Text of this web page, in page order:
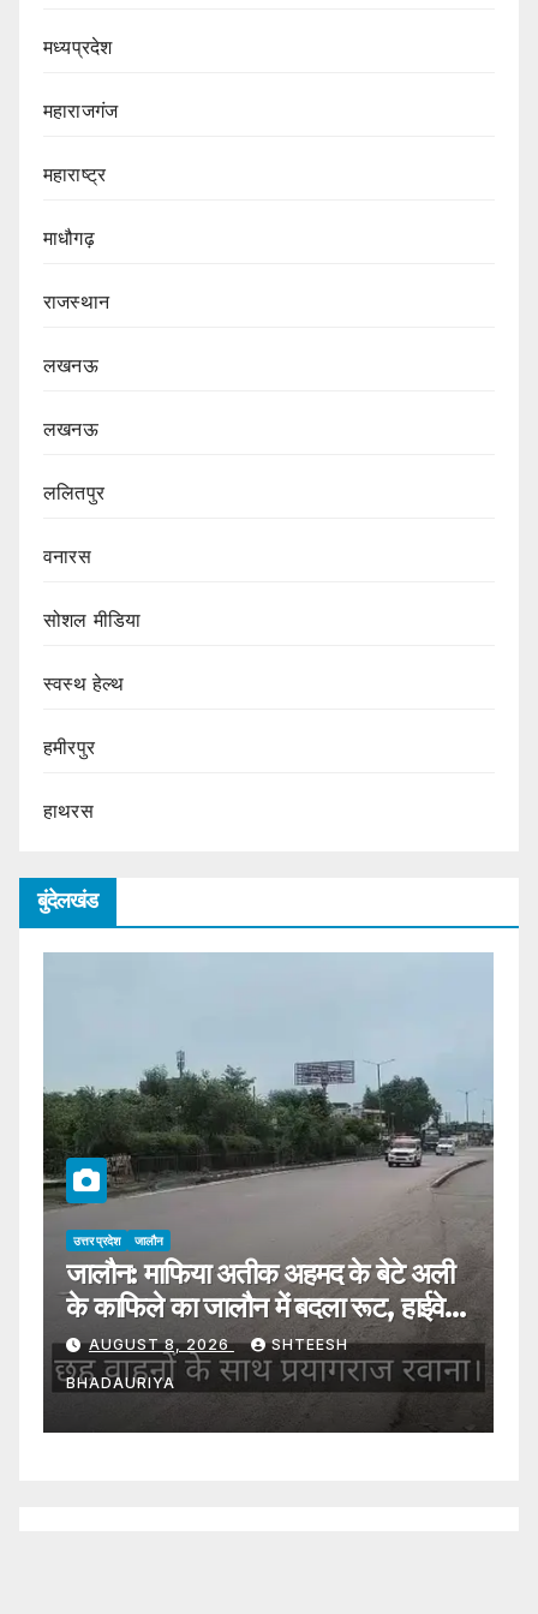
मध्यप्रदेश
महाराजगंज
महाराष्ट्र
माधौगढ़
राजस्थान
लखनऊ
लखनऊ
ललितपुर
वनारस
सोशल मीडिया
स्वस्थ हेल्थ
हमीरपुर
हाथरस
बुंदेलखंड
उत्तर प्रदेश जालौन
जालौन: माफिया अतीक अहमद के बेटे अली
के काफिले का जालौन में बदला रूट, हाईवे से
प्रयागराज रवाना
AUGUST 8, 2026 SHTEESH
BHADAURIYA